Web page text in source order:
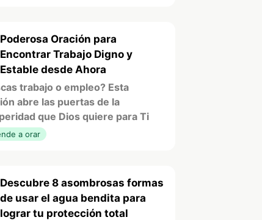
Poderosa Oración para
Encontrar Trabajo Digno y
Estable desde Ahora
trabajo o empleo? Esta
abre las puertas de la
que Dios quiere para Ti
a orar
Descubre 8 asombrosas formas
de usar el agua bendita para
lograr tu protección total